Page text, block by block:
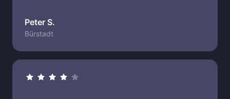
Peter S.
Bürstadt